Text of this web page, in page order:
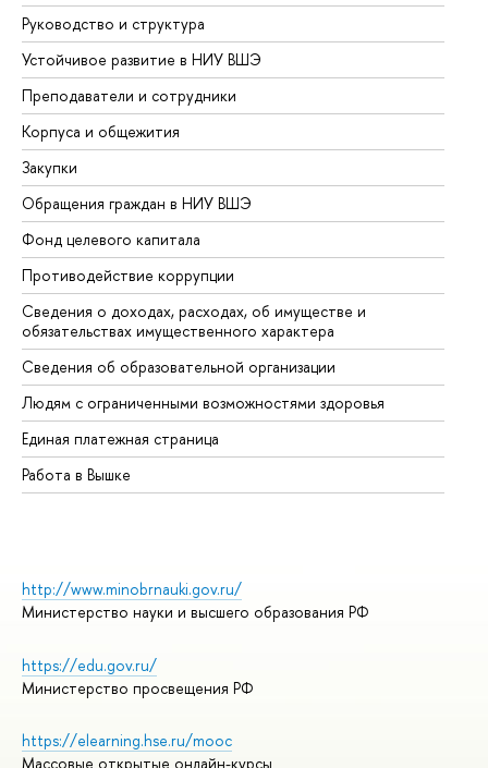
Руководство и структура
Устойчивое развитие в НИУ ВШЭ
Преподаватели и сотрудники
Корпуса и общежития
Закупки
Обращения граждан в НИУ ВШЭ
Фонд целевого капитала
Противодействие коррупции
Сведения о доходах, расходах, об имуществе и
обязательствах имущественного характера
Сведения об образовательной организации
Людям с ограниченными возможностями здоровья
Единая платежная страница
Работа в Вышке
http://www.minobrnauki.gov.ru/
Министерство науки и высшего образования РФ
https://edu.gov.ru/
Министерство просвещения РФ
https://elearning.hse.ru/mooc
Массовые открытые онлайн-курсы